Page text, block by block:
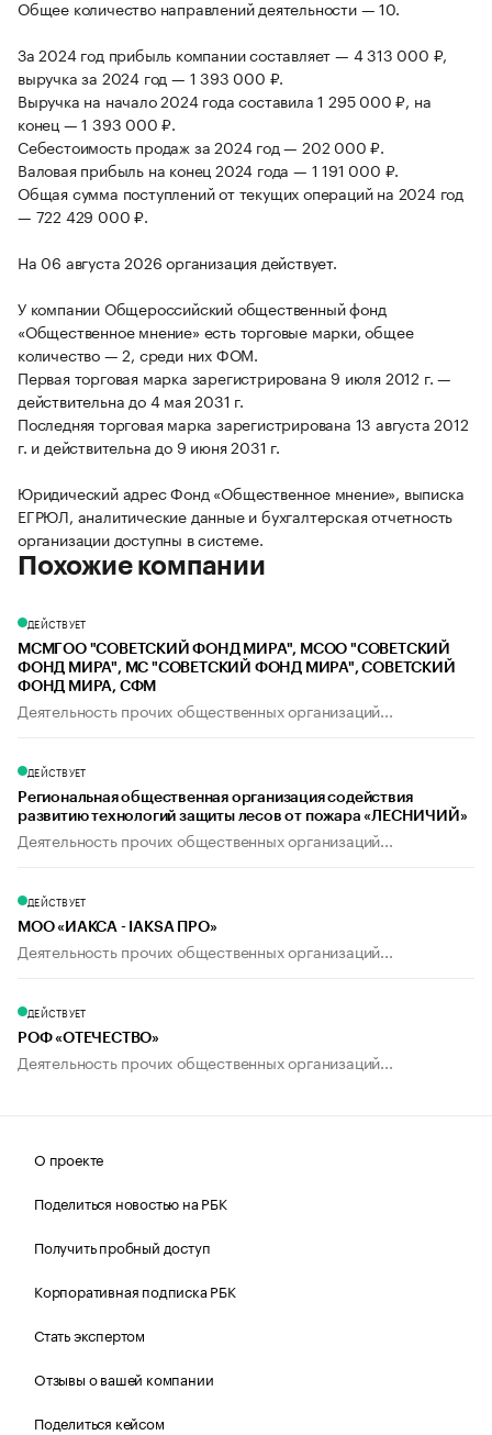
Общее количество направлений деятельности — 10.
За 2024 год прибыль компании составляет — 4 313 000 ₽,
выручка за 2024 год — 1 393 000 ₽.
Выручка на начало 2024 года составила 1 295 000 ₽, на
конец — 1 393 000 ₽.
Себестоимость продаж за 2024 год — 202 000 ₽.
Валовая прибыль на конец 2024 года — 1 191 000 ₽.
Общая сумма поступлений от текущих операций на 2024 год
— 722 429 000 ₽.
На 06 августа 2026 организация действует.
У компании Общероссийский общественный фонд
«Общественное мнение» есть торговые марки, общее
количество — 2, среди них ФОМ.
Первая торговая марка зарегистрирована 9 июля 2012 г. —
действительна до 4 мая 2031 г.
Последняя торговая марка зарегистрирована 13 августа 2012
г. и действительна до 9 июня 2031 г.
Юридический адрес Фонд «Общественное мнение», выписка
ЕГРЮЛ, аналитические данные и бухгалтерская отчетность
организации доступны в системе.
Похожие компании
ДЕЙСТВУЕТ
МСМГОО "СОВЕТСКИЙ ФОНД МИРА", МСОО "СОВЕТСКИЙ
ФОНД МИРА", МС "СОВЕТСКИЙ ФОНД МИРА", СОВЕТСКИЙ
ФОНД МИРА, СФМ
Деятельность прочих общественных организаций...
ДЕЙСТВУЕТ
Региональная общественная организация содействия
развитию технологий защиты лесов от пожара «ЛЕСНИЧИЙ»
Деятельность прочих общественных организаций...
ДЕЙСТВУЕТ
МОО «ИАКСА - IAKSA ПРО»
Деятельность прочих общественных организаций...
ДЕЙСТВУЕТ
РОФ «ОТЕЧЕСТВО»
Деятельность прочих общественных организаций...
О проекте
Поделиться новостью на РБК
Получить пробный доступ
Корпоративная подписка РБК
Стать экспертом
Отзывы о вашей компании
Поделиться кейсом